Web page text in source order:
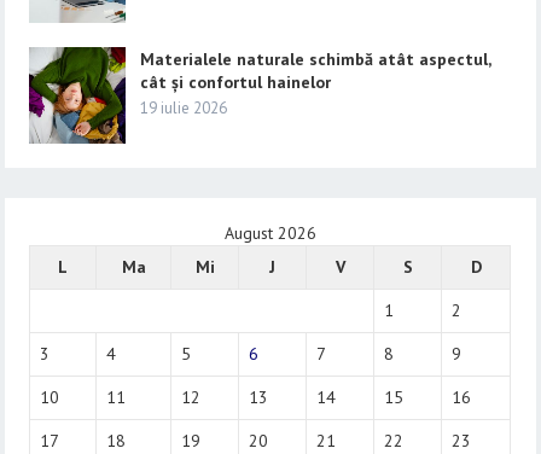
Materialele naturale schimbă atât aspectul,
cât și confortul hainelor
19 iulie 2026
August 2026
L
Ma Mi J V S
D
1
2
3
4 5 6 7 8
9
10
11 12 13 14 15
16
17
18 19 20 21 22
23